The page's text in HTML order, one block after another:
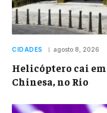
CIDADES agosto 8, 2026
Helicóptero cai
Chinesa, no Rio